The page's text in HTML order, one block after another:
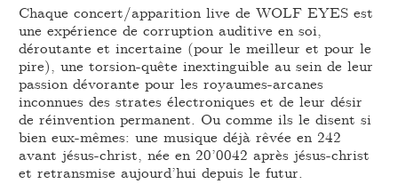
Chaque concert/apparition live de WOLF EYES est
une expérience de corruption auditive en soi,
déroutante et incertaine (pour le meilleur et pour le
pire), une torsion-quête inextinguible au sein de leur
passion dévorante pour les royaumes-arcanes
inconnues des strates électroniques et de leur désir
de réinvention permanent. Ou comme ils le disent si
bien eux-mêmes: une musique déjà rêvée en 242
avant jésus-christ, née en 20’0042 après jésus-christ
et retransmise aujourd’hui depuis le futur.